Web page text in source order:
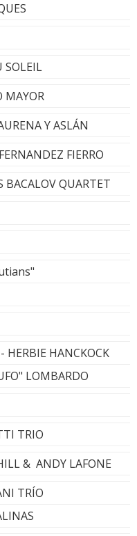
SOLEIL
MAYOR
Y ASLÁN
FIERRO
QUARTET
HANCKOCK
LOMBARDO
TRIO
& ANDY LAFONE
TRÍO